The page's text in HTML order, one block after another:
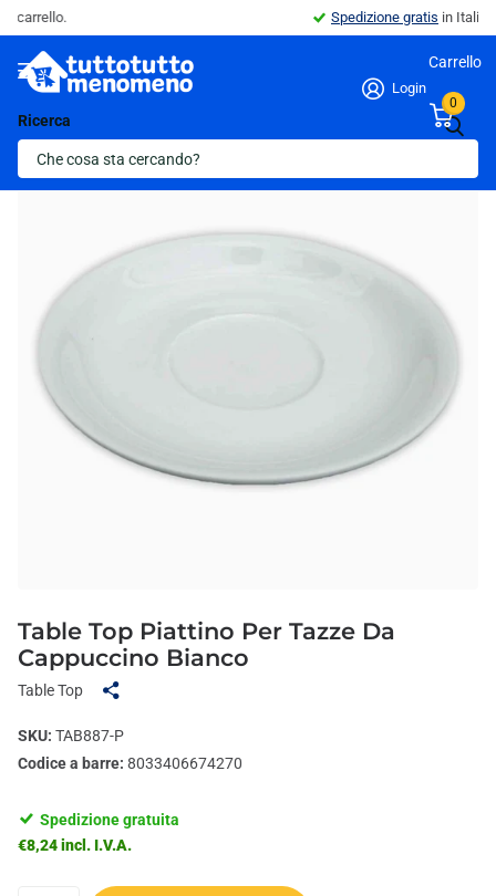
in Italia.
Ricerca
Login
Carrello
0
Table Top Piattino Per Tazze Da
Cappuccino Bianco
Table Top
SKU: TAB887-P
Codice a barre: 8033406674270
Spedizione gratuita
€8,24 incl. I.V.A.